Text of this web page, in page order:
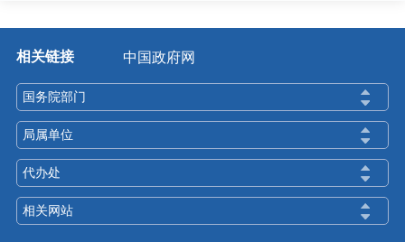
相关链接 中国政府网
国务院部门
局属单位
代办处
相关网站